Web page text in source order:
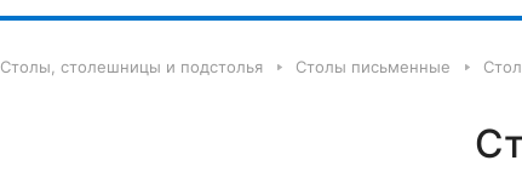
Столы, столешницы и подстолья Столы письменные